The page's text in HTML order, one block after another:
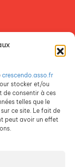
crescendo.asso.fr
stocker et/ou
de consentir à ces
telles que le
ce site. Le fait de
peut avoir un effet